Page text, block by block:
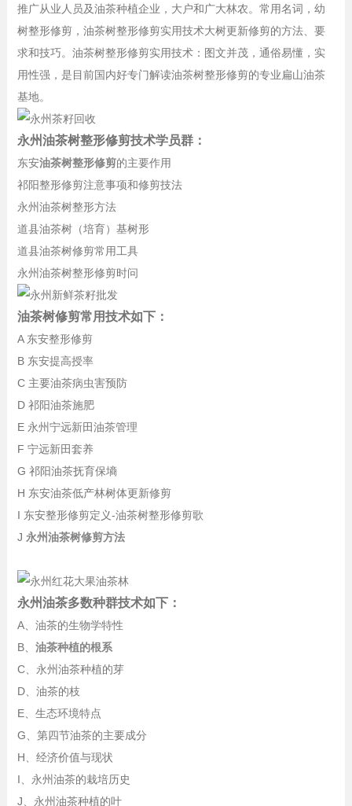
推广从业人员及油茶种植企业，大户和广大林农。常用名词，幼
树整形修剪，油茶树整形修剪实用技术大树更新修剪的方法、要
求和技巧。油茶树整形修剪实用技术：图文并茂，通俗易懂，实
用性强，是目前国内好专门解读油茶树整形修剪的专业扁山油茶
基地。
永州油茶树整形修剪技术学员群：
东安油茶树整形修剪的主要作用
祁阳整形修剪注意事项和修剪技法
永州油茶树整形方法
道县油茶树（培育）基树形
道县油茶树修剪常用工具
永州油茶树整形修剪时问
油茶树修剪常用技术如下：
A 东安整形修剪
B 东安提高授率
C 主要油茶病虫害预防
D 祁阳油茶施肥
E 永州宁远新田油茶管理
F 宁远新田套养
G 祁阳油茶抚育保墒
H 东安油茶低产林树体更新修剪
I 东安整形修剪定义-油茶树整形修剪歌
J 永州油茶树修剪方法
永州油茶多数种群技术如下：
A、油茶的生物学特性
B、 油茶种植的根系
C、永州油茶种植的芽
D、油茶的枝
E、生态环境特点
G、第四节油茶的主要成分
H、经济价值与现状
I、永州油茶的栽培历史
J、永州油茶种植的叶